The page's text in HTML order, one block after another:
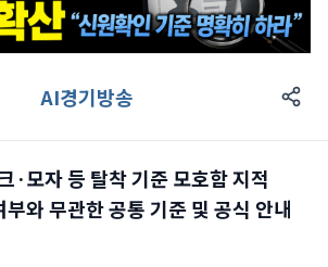
AI경기방송
·모자 등 탈착 기준 모호함 지적
와 무관한 공통 기준 및 공식 안내